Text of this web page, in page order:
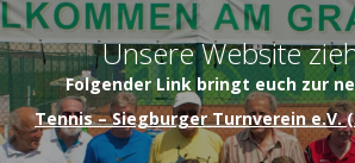
Unsere Website
Folgender Link bringt euch zur
Tennis – Siegburger Turnverein e.V.